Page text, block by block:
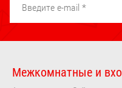
Межкомнатные и